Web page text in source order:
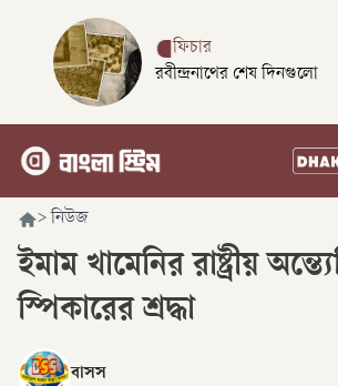
ফিচার
রবীন্দ্রনাথের শেষ দিনগুলো
> নিউজ
ইমাম খামেনির রাষ্ট্রীয়
স্পিকারের শ্রদ্ধা
বাসস